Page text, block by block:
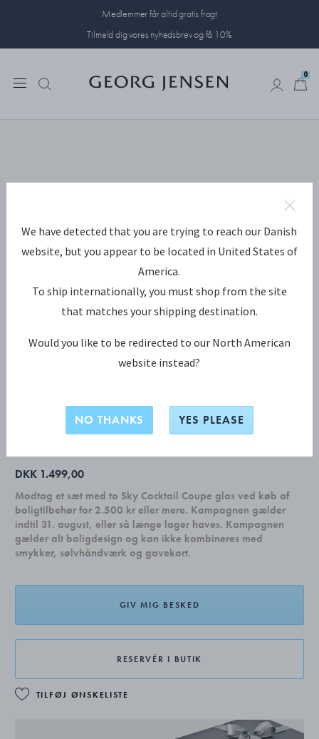
Medlemmer får altid gratis fragt
Tilmeld dig vores nyhedsbrev og få 10%
0
DKK 1.499,00
Modtag et sæt med to Sky Cocktail Coupe glas ved køb af
boligtilbehør for 2.500 kr eller mere. Kampagnen gælder
indtil 31. august, eller så længe lager haves. Kampagnen
gælder alt boligdesign og kan ikke kombineres med
smykker, sølvhåndværk og gavekort.
GIV MIG BESKED
RESERVÉR I BUTIK
TILFØJ ØNSKELISTE
We have detected that you are trying to reach our Danish
website, but you appear to be located in United States of
America.
To ship internationally, you must shop from the site
that matches your shipping destination.
Would you like to be redirected to our North American
website instead?
NO THANKS YES PLEASE